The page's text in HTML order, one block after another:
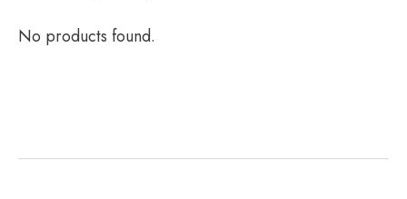
No products found.